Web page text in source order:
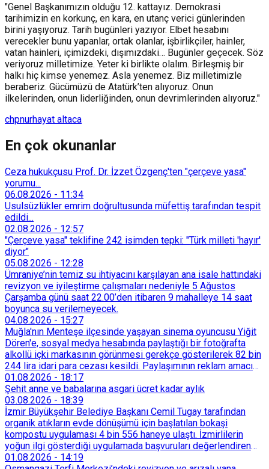
"Genel Başkanımızın olduğu 12. kattayız. Demokrasi
tarihimizin en korkunç, en kara, en utanç verici günlerinden
birini yaşıyoruz. Tarih bugünleri yazıyor. Elbet hesabını
verecekler bunu yapanlar, ortak olanlar, işbirlikçiler, hainler,
vatan hainleri, içimizdeki, dışımızdaki… Bugünler geçecek. Söz
veriyoruz milletimize. Yeter ki birlikte olalım. Birleşmiş bir
halkı hiç kimse yenemez. Asla yenemez. Biz milletimizle
beraberiz. Gücümüzü de Atatürk’ten alıyoruz. Onun
ilkelerinden, onun liderliğinden, onun devrimlerinden alıyoruz."
chpnurhayat altaca
En çok okunanlar
Ceza hukukçusu Prof. Dr. İzzet Özgenç'ten "çerçeve yasa"
yorumu...
06.08.2026 - 11:34
Usulsüzlükler emrim doğrultusunda müfettiş tarafından tespit
edildi...
02.08.2026 - 12:57
"Çerçeve yasa" teklifine 242 isimden tepki: "Türk milleti 'hayır'
diyor"
05.08.2026 - 12:28
Ümraniye’nin temiz su ihtiyacını karşılayan ana isale hattındaki
revizyon ve iyileştirme çalışmaları nedeniyle 5 Ağustos
Çarşamba günü saat 22.00’den itibaren 9 mahalleye 14 saat
boyunca su verilemeyecek.
04.08.2026 - 15:27
Muğla'nın Menteşe ilçesinde yaşayan sinema oyuncusu Yiğit
Dören'e, sosyal medya hesabında paylaştığı bir fotoğrafta
alkollü içki markasının görünmesi gerekçe gösterilerek 82 bin
244 lira idari para cezası kesildi. Paylaşımının reklam amacı
taşımadığını savunan Dören, cezanın iptali için yargıya
başvurdu.
01.08.2026 - 18:17
Şehit anne ve babalarına asgari ücret kadar aylık
03.08.2026 - 18:39
İzmir Büyükşehir Belediye Başkanı Cemil Tugay tarafından
organik atıkların evde dönüşümü için başlatılan bokaşi
kompostu uygulaması 4 bin 556 haneye ulaştı. İzmirlilerin
yoğun ilgi gösterdiği uygulamada başvuruları değerlendiren
Tarımsal Hizmetler Dairesi Başkanlığı, farklı ilçelerde toplam
01.08.2026 - 14:19